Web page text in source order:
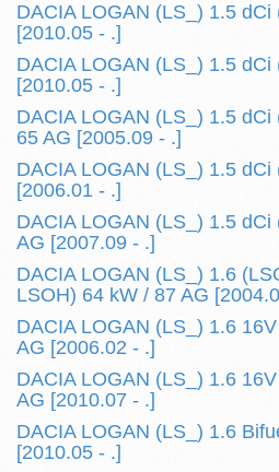
DACIA LOGAN (LS_) 1.5
[2010.05 - .]
DACIA LOGAN (LS_) 1.5
[2010.05 - .]
DACIA LOGAN (LS_) 1.5
65 AG [2005.09 - .]
DACIA LOGAN (LS_) 1.5
[2006.01 - .]
DACIA LOGAN (LS_) 1.5
AG [2007.09 - .]
DACIA LOGAN (LS_) 1.6
LSOH) 64 kW / 87 AG
DACIA LOGAN (LS_) 1.6
AG [2006.02 - .]
DACIA LOGAN (LS_) 1.6
AG [2010.07 - .]
DACIA LOGAN (LS_) 1.6
[2010.05 - .]